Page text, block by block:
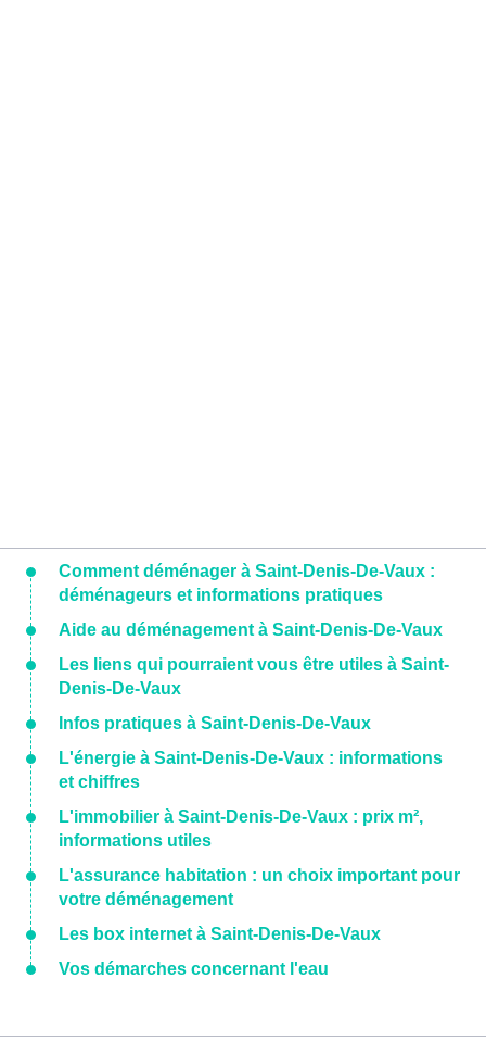
Comment déménager à Saint-Denis-De-Vaux :
déménageurs et informations pratiques
Aide au déménagement à Saint-Denis-De-Vaux
Les liens qui pourraient vous être utiles à Saint-
Denis-De-Vaux
Infos pratiques à Saint-Denis-De-Vaux
L'énergie à Saint-Denis-De-Vaux : informations
et chiffres
L'immobilier à Saint-Denis-De-Vaux : prix m²,
informations utiles
L'assurance habitation : un choix important pour
votre déménagement
Les box internet à Saint-Denis-De-Vaux
Vos démarches concernant l'eau